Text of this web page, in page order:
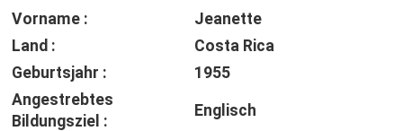
Vorname :
Jeanette
Land :
Costa Rica
Geburtsjahr :
1955
Angestrebtes
Bildungsziel :
Englisch